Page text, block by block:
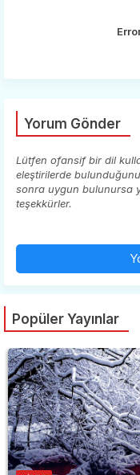
Yorum Gönder
Lütfen ofansif bir dil
eleştirilerde
sonra uygun bulunursa
teşekkürler.
Popüler Yayınlar